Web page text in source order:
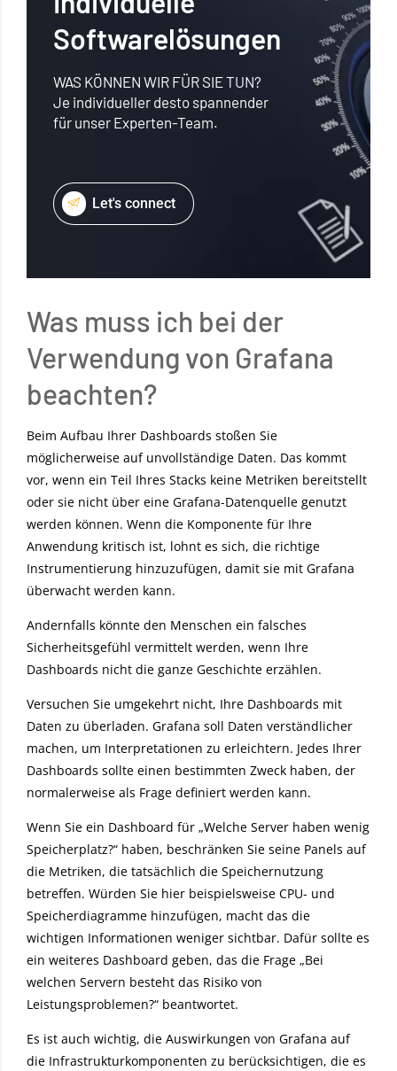
Softwarelösungen
WAS KÖNNEN WIR FÜR SIE TUN?
Je individueller desto spannender
für unser Experten-Team.
Let's connect
Was muss ich bei der
Verwendung von Grafana
beachten?
Beim Aufbau Ihrer Dashboards stoßen Sie
möglicherweise auf unvollständige Daten. Das kommt
vor, wenn ein Teil Ihres Stacks keine Metriken bereitstellt
oder sie nicht über eine Grafana-Datenquelle genutzt
werden können. Wenn die Komponente für Ihre
Anwendung kritisch ist, lohnt es sich, die richtige
Instrumentierung hinzuzufügen, damit sie mit Grafana
überwacht werden kann.
Andernfalls könnte den Menschen ein falsches
Sicherheitsgefühl vermittelt werden, wenn Ihre
Dashboards nicht die ganze Geschichte erzählen.
Versuchen Sie umgekehrt nicht, Ihre Dashboards mit
Daten zu überladen. Grafana soll Daten verständlicher
machen, um Interpretationen zu erleichtern. Jedes Ihrer
Dashboards sollte einen bestimmten Zweck haben, der
normalerweise als Frage definiert werden kann.
Wenn Sie ein Dashboard für „Welche Server haben wenig
Speicherplatz?“ haben, beschränken Sie seine Panels auf
die Metriken, die tatsächlich die Speichernutzung
betreffen. Würden Sie hier beispielsweise CPU- und
Speicherdiagramme hinzufügen, macht das die
wichtigen Informationen weniger sichtbar. Dafür sollte es
ein weiteres Dashboard geben, das die Frage „Bei
welchen Servern besteht das Risiko von
Leistungsproblemen?“ beantwortet.
Es ist auch wichtig, die Auswirkungen von Grafana auf
die Infrastrukturkomponenten zu berücksichtigen, die es